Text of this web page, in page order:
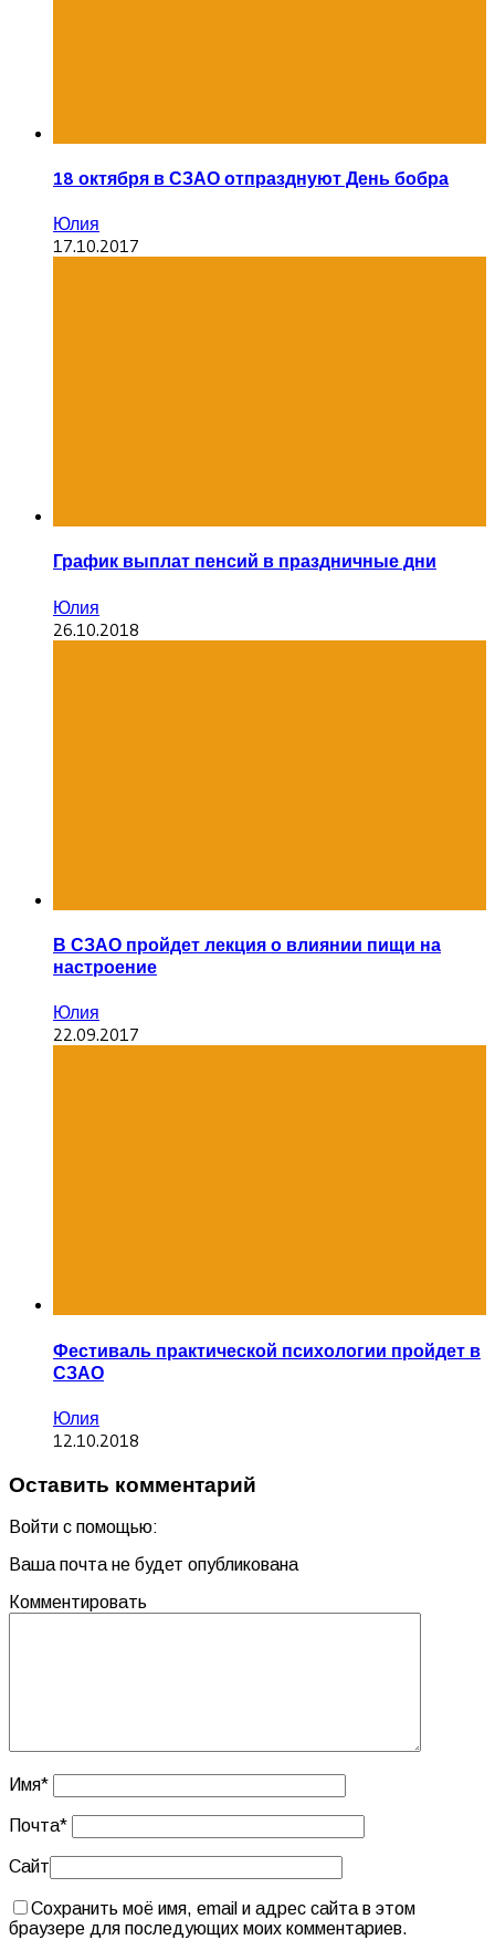
18 октября в СЗАО отпразднуют День бобра
Юлия
17.10.2017
График выплат пенсий в праздничные дни
Юлия
26.10.2018
В СЗАО пройдет лекция о влиянии пищи на
настроение
Юлия
22.09.2017
Фестиваль практической психологии пройдет в
СЗАО
Юлия
12.10.2018
Оставить комментарий
Войти с помощью:
Ваша почта не будет опубликована
Комментировать
Имя*
Почта*
Сайт
Сохранить моё имя, email и адрес сайта в этом
браузере для последующих моих комментариев.